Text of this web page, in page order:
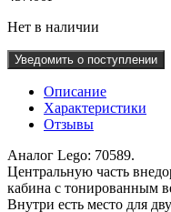
Нет в наличии
Уведомить о поступлении
Описание
Характеристики
Отзывы
Аналог Lego: 70589.
Центральную часть
кабина с тонированным
Внутри есть место для